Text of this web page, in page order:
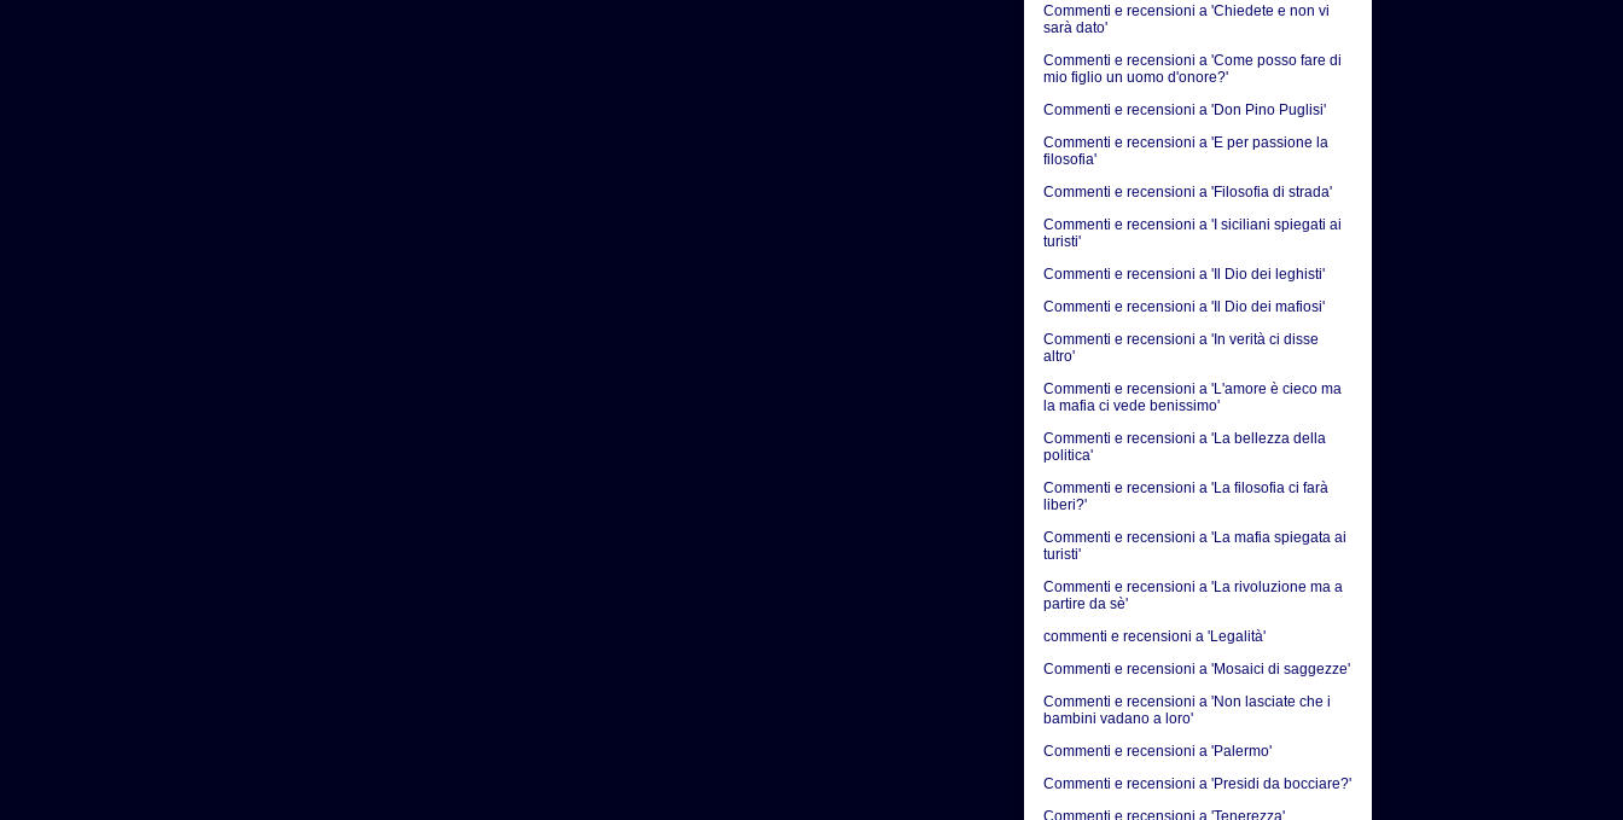
Commenti e recensioni a 'Chiedete e non vi
sarà dato'
Commenti e recensioni a 'Come posso fare di
mio figlio un uomo d'onore?'
Commenti e recensioni a 'Don Pino Puglisi'
Commenti e recensioni a 'E per passione la
filosofia'
Commenti e recensioni a 'Filosofia di strada'
Commenti e recensioni a 'I siciliani spiegati ai
turisti'
Commenti e recensioni a 'Il Dio dei leghisti'
Commenti e recensioni a 'Il Dio dei mafiosi'
Commenti e recensioni a 'In verità ci disse
altro'
Commenti e recensioni a 'L'amore è cieco ma
la mafia ci vede benissimo'
Commenti e recensioni a 'La bellezza della
politica'
Commenti e recensioni a 'La filosofia ci farà
liberi?'
Commenti e recensioni a 'La mafia spiegata ai
turisti'
Commenti e recensioni a 'La rivoluzione ma a
partire da sè'
commenti e recensioni a 'Legalità'
Commenti e recensioni a 'Mosaici di saggezze'
Commenti e recensioni a 'Non lasciate che i
bambini vadano a loro'
Commenti e recensioni a 'Palermo'
Commenti e recensioni a 'Presidi da bocciare?'
Commenti e recensioni a 'Tenerezza'